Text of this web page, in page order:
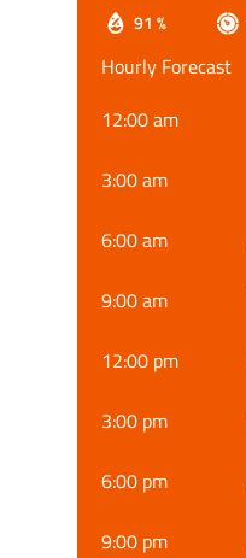
91 %
Hourly Forecast
12:00 am
3:00 am
6:00 am
9:00 am
12:00 pm
3:00 pm
6:00 pm
9:00 pm